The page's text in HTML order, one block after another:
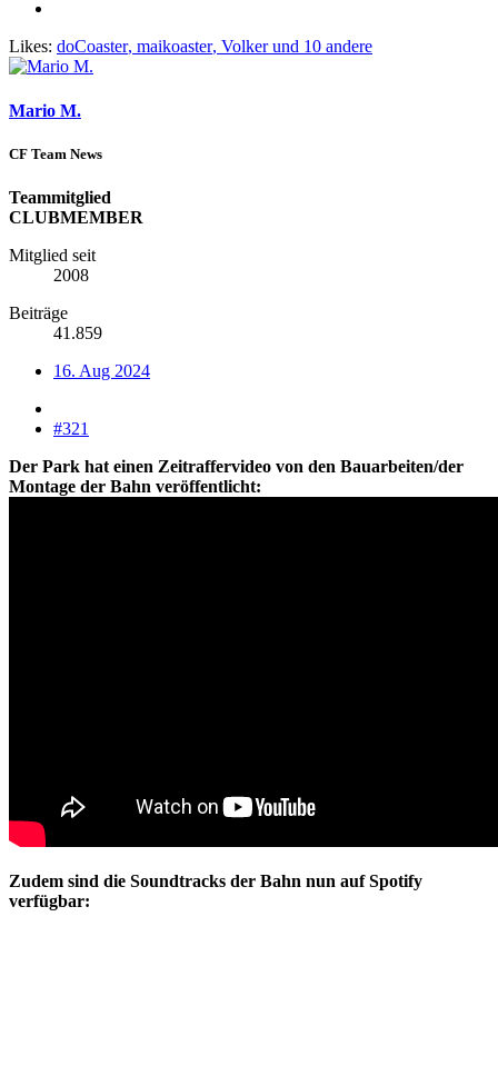
Likes: doCoaster, maikoaster, Volkerund 10 andere
Mario M.
CF Team News
Teammitglied
CLUBMEMBER
Mitglied seit
2008
Beiträge
41.859
16. Aug 2024
#321
Der Park hat einen Zeitraffervideo von den Bauarbeiten/der
Montage der Bahn veröffentlicht:
Zudem sind die Soundtracks der Bahn nun auf Spotify
verfügbar: